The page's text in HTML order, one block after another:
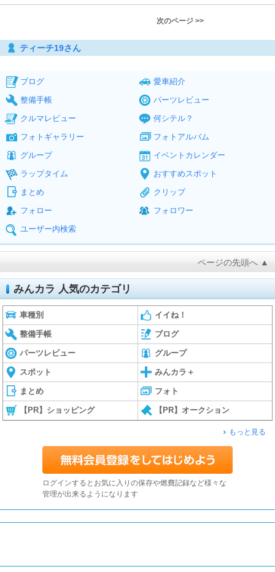
次のページ >>
ティーチ19さん
ブログ
愛車紹介
整備手帳
パーツレビュー
クルマレビュー
何シテル？
フォトギャラリー
フォトアルバム
グループ
イベントカレンダー
ラップタイム
おすすめスポット
まとめ
クリップ
フォロー
フォロワー
ユーザー内検索
ページの先頭へ ▲
みんカラ 人気のカテゴリ
車種別 イイね！
整備手帳 ブログ
パーツレビュー グループ
スポット みんカラ＋
まとめ フォト
【PR】ショッピング 【PR】オークション
もっと見る
ログインするとお気に入りの保存や燃費記録など様々な
管理が出来るようになります